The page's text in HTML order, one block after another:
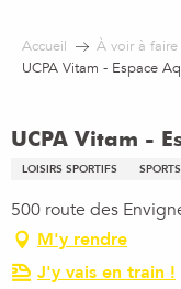
contenu
Accueil À voir à faire
UCPA Vitam - Espace
UCPA Vitam -
LOISIRS SPORTIFS
500 route des
M'y rendre
J'y vais en train !